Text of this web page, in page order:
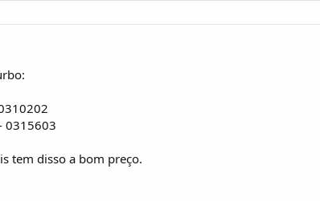
0315603
tem disso a bom preço.